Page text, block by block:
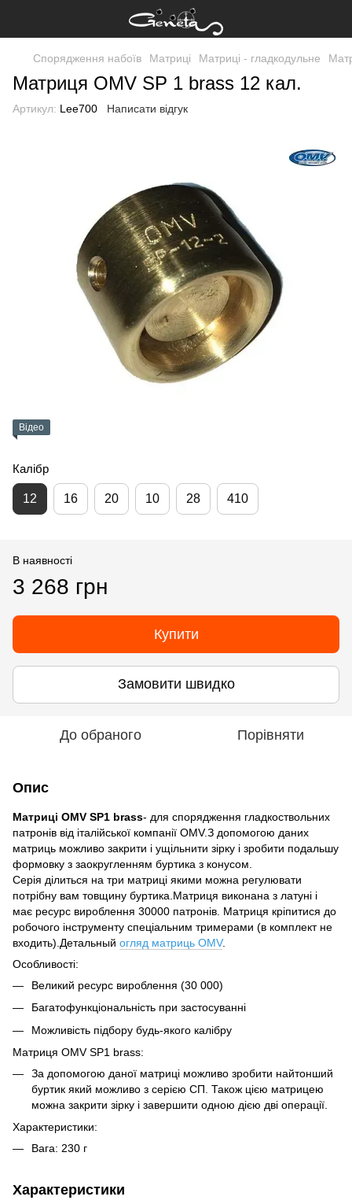
Спорядження набоїв Матриці Матриці - гладкодульне
Матриця OMV SP 1 brass 12 кал.
Артикул: Lee700 Написати відгук
Відео
Калібр
12 16 20 10 28 410
В наявності
3 268 грн
Купити
Замовити швидко
До обраного Порівняти
Опис
Матриці OMV SP1 brass- для спорядження гладкоствольних
патронів від італійської компанії OMV.З допомогою даних
матриць можливо закрити і ущільнити зірку і зробити подальшу
формовку з заокругленням буртика з конусом.
Серія ділиться на три матриці якими можна регулювати
потрібну вам товщину буртика.Матриця виконана з латуні і
має ресурc вироблення 30000 патронів. Матриця кріпитися до
робочого інструменту спеціальним тримерами (в комплект не
входить).Детальный огляд матриць OMV.
Особливості:
Великий ресурс вироблення (30 000)
Багатофункціональність при застосуванні
Можливість підбору будь-якого калібру
Матриця OMV SP1 brass:
За допомогою даної матриці можливо зробити найтонший
буртик який можливо з серією СП. Також цією матрицею
можна закрити зірку і завершити одною дією дві операції.
Характеристики:
Вага: 230 г
Характеристики